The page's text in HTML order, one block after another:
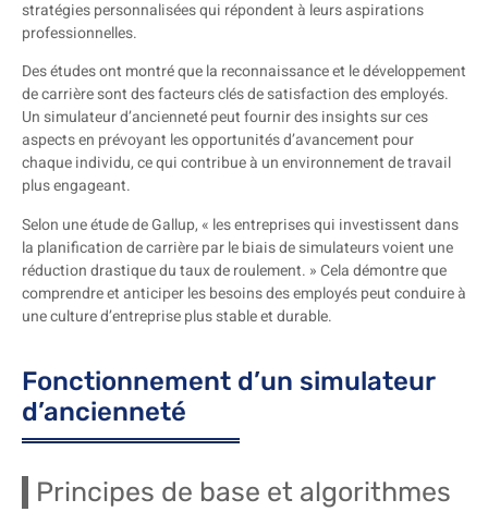
stratégies personnalisées qui répondent à leurs aspirations
professionnelles.
Des études ont montré que la reconnaissance et le développement
de carrière sont des facteurs clés de satisfaction des employés.
Un simulateur d’ancienneté peut fournir des insights sur ces
aspects en prévoyant les opportunités d’avancement pour
chaque individu, ce qui contribue à un environnement de travail
plus engageant.
Selon une étude de Gallup, « les entreprises qui investissent dans
la planification de carrière par le biais de simulateurs voient une
réduction drastique du taux de roulement. » Cela démontre que
comprendre et anticiper les besoins des employés peut conduire à
une culture d’entreprise plus stable et durable.
Fonctionnement d’un simulateur
d’ancienneté
Principes de base et algorithmes